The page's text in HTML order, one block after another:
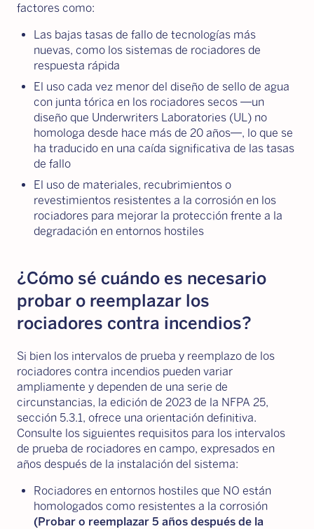
factores como:
Las bajas tasas de fallo de tecnologías más
nuevas, como los sistemas de rociadores de
respuesta rápida
El uso cada vez menor del diseño de sello de agua
con junta tórica en los rociadores secos —un
diseño que Underwriters Laboratories (UL) no
homologa desde hace más de 20 años—, lo que se
ha traducido en una caída significativa de las tasas
de fallo
El uso de materiales, recubrimientos o
revestimientos resistentes a la corrosión en los
rociadores para mejorar la protección frente a la
degradación en entornos hostiles
¿Cómo sé cuándo es necesario
probar o reemplazar los
rociadores contra incendios?
Si bien los intervalos de prueba y reemplazo de los
rociadores contra incendios pueden variar
ampliamente y dependen de una serie de
circunstancias, la edición de 2023 de la NFPA 25,
sección 5.3.1, ofrece una orientación definitiva.
Consulte los siguientes requisitos para los intervalos
de prueba de rociadores en campo, expresados en
años después de la instalación del sistema:
Rociadores en entornos hostiles que NO están
homologados como resistentes a la corrosión
(Probar o reemplazar 5 años después de la